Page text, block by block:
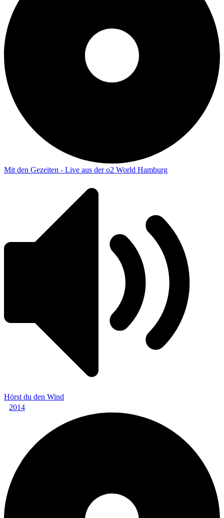
Mit den Gezeiten - Live aus der o2 World Hamburg
Hörst du den Wind
2014